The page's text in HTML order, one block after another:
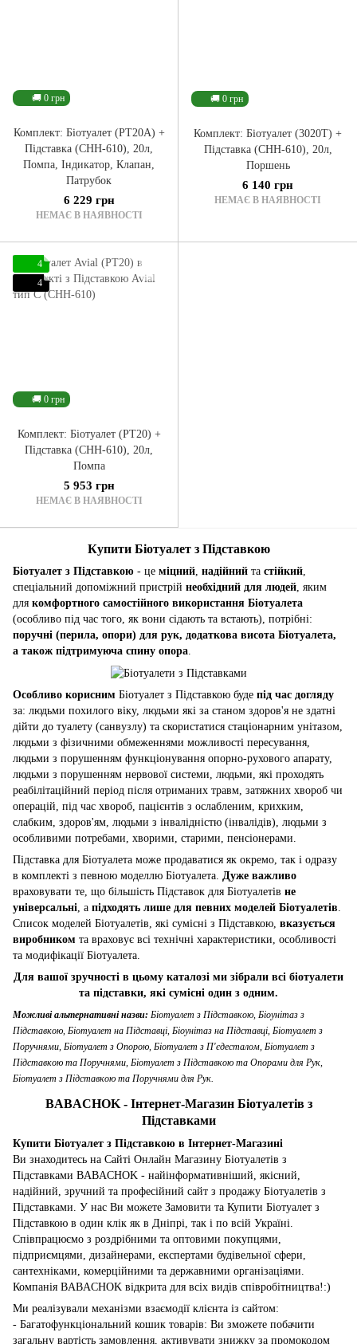
🚚 0 грн
Комплект: Біотуалет (PT20A) +
Підставка (CHH-610), 20л,
Помпа, Індикатор, Клапан,
Патрубок
6 229 грн
НЕМАЄ В НАЯВНОСТІ
🚚 0 грн
Комплект: Біотуалет (3020T) +
Підставка (CHH-610), 20л,
Поршень
6 140 грн
НЕМАЄ В НАЯВНОСТІ
🚚 0 грн
4
4
Комплект: Біотуалет (PT20) +
Підставка (CHH-610), 20л,
Помпа
5 953 грн
НЕМАЄ В НАЯВНОСТІ
Купити Біотуалет з Підставкою
Біотуалет з Підставкою - це міцний, надійний та стійкий,
спеціальний допоміжний пристрій необхідний для людей, яким
для комфортного самостійного використання Біотуалета
(особливо під час того, як вони сідають та встають), потрібні:
поручні (перила, опори) для рук, додаткова висота Біотуалета,
а також підтримуюча спину опора.
Особливо корисним Біотуалет з Підставкою буде під час догляду
за: людьми похилого віку, людьми які за станом здоров'я не здатні
дійти до туалету (санвузлу) та скористатися стаціонарним унітазом,
людьми з фізичними обмеженнями можливості пересування,
людьми з порушенням функціонування опорно-рухового апарату,
людьми з порушенням нервової системи, людьми, які проходять
реабілітаційний період після отриманих травм, затяжних хвороб чи
операцій, під час хвороб, пацієнтів з ослабленим, крихким,
слабким, здоров'ям, людьми з інвалідністю (інвалідів), людьми з
особливими потребами, хворими, старими, пенсіонерами.
Підставка для Біотуалета може продаватися як окремо, так і одразу
в комплекті з певною моделлю Біотуалета. Дуже важливо
враховувати те, що більшість Підставок для Біотуалетів не
універсальні , а підходять лише для певних моделей Біотуалетів
Список моделей Біотуалетів, які сумісні з Підставкою, вказується
виробником та враховує всі технічні характеристики, особливості
та модифікації Біотуалета.
Для вашої зручності в цьому каталозі ми зібрали всі біотуалети
та підставки, які сумісні один з одним.
Можливі альтернативні назви: Біотуалет з Підставкою, Біоунітаз з
Підставкою, Біотуалет на Підставці, Біоунітаз на Підставці, Біотуалет з
Поручнями, Біотуалет з Опорою, Біотуалет з П'єдесталом, Біотуалет з
Підставкою та Поручнями, Біотуалет з Підставкою та Опорами для Рук,
Біотуалет з Підставкою та Поручнями для Рук.
BABACHOK - Інтернет-Магазин Біотуалетів з
Підставками
Купити Біотуалет з Підставкою в Інтернет-Магазині
Ви знаходитесь на Сайті Онлайн Магазину Біотуалетів з
Підставками BABACHOK - найінформативніший, якісний,
надійний, зручний та професійний сайт з продажу Біотуалетів з
Підставками. У нас Ви можете Замовити та Купити Біотуалет з
Підставкою в один клік як в Дніпрі, так і по всій Україні.
Співпрацюємо з роздрібними та оптовими покупцями,
підприємцями, дизайнерами, експертами будівельної сфери,
сантехніками, комерційними та державними організаціями.
Компанія BABACHOK відкрита для всіх видів співробітництва!:)
Ми реалізували механізми взаємодії клієнта із сайтом:
- Багатофункціональний кошик товарів: Ви зможете побачити
загальну вартість замовлення, активувати знижку за промокодом